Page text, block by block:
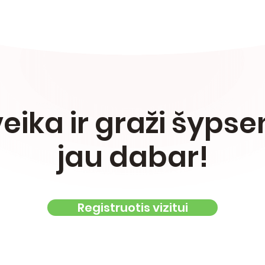
ir graži
jau dabar!
Registruotis vizitui